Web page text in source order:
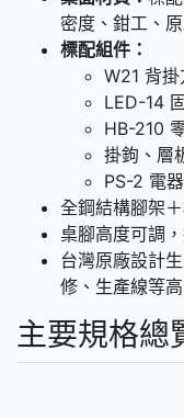
密度、鉗工、原
標配組件：
W21 背
LED-14
HB-210
掛鉤、層
PS-2 電
全鋼結構腳架
桌腳高度可調
台灣原廠設計
修、生產線等
主要規格總